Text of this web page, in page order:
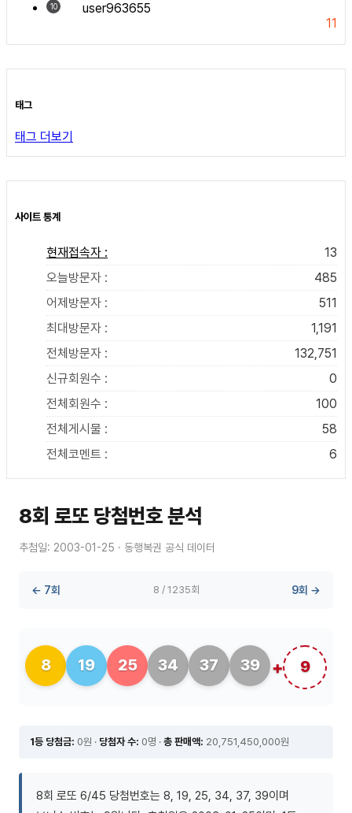
10
user963655
11
태그
태그 더보기
사이트 통계
현재접속자 :
13
오늘방문자 :
485
어제방문자 :
511
최대방문자 :
1,191
전체방문자 :
132,751
신규회원수 :
0
전체회원수 :
100
전체게시물 :
58
전체코멘트 :
6
8회 로또 당첨번호 분석
추첨일: 2003-01-25 · 동행복권 공식 데이터
← 7회 8 / 1235회 9회 →
8 19 25 34 37 39 9
1등 당첨금: 0원 · 당첨자 수: 0명 · 총 판매액: 20,751,450,000원
8회 로또 6/45 당첨번호는 8, 19, 25, 34, 37, 39이며